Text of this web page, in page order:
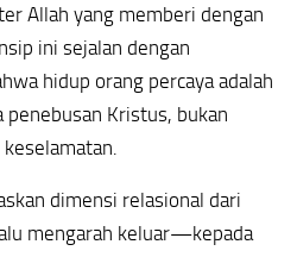
Allah yang memberi dengan
ini sejalan dengan
hidup orang percaya adalah
Kristus, bukan
dimensi relasional dari
mengarah keluar—kepada